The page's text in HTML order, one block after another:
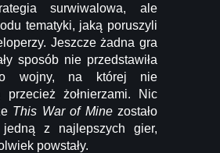
surwiwalowa, ale
tematyki, jaką poruszyli
Jeszcze żadna gra
sposób nie przedstawiła
wojny, na której nie
przecież żołnierzami. Nic
This War of Mine zostało
z najlepszych gier,
powstały.